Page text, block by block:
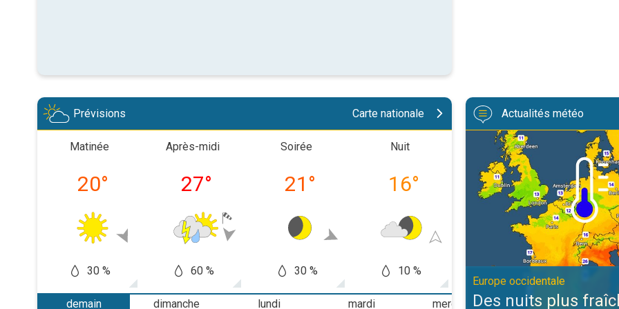
Prévisions Carte nationale
Matinée
20°
30 %
Après-midi
27°
60 %
Soirée
21 °
30 %
Nuit
16°
10 %
Matinée
22°
10 %
Après-
30
5
demain
dimanche
lundi
mardi
mercredi
jeudi
Actualités météo
Des nuits plus fraîches en
Europe occidentale
Des nuits plus